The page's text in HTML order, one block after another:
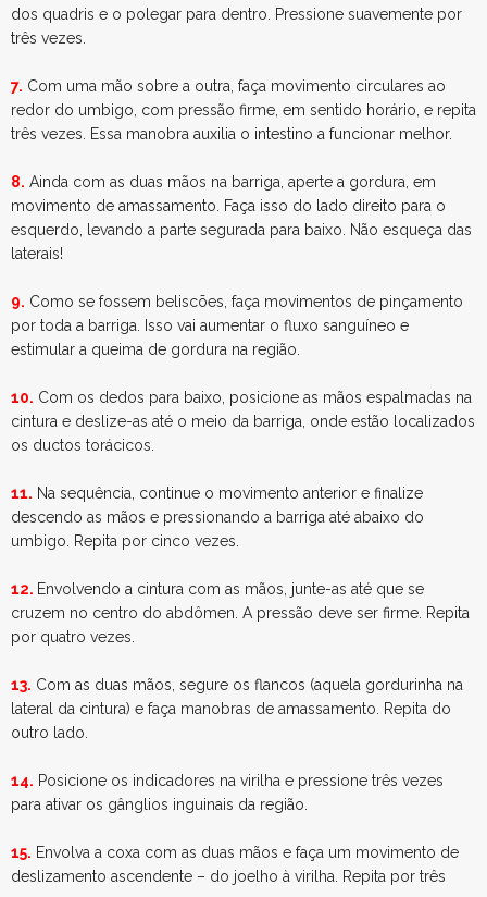
dos quadris e o polegar para dentro. Pressione suavemente por
três vezes.
7. Com uma mão sobre a outra, faça movimento circulares ao
redor do umbigo, com pressão firme, em sentido horário, e repita
três vezes. Essa manobra auxilia o intestino a funcionar melhor.
8. Ainda com as duas mãos na barriga, aperte a gordura, em
movimento de amassamento. Faça isso do lado direito para o
esquerdo, levando a parte segurada para baixo. Não esqueça das
laterais!
9. Como se fossem beliscões, faça movimentos de pinçamento
por toda a barriga. Isso vai aumentar o fluxo sanguíneo e
estimular a queima de gordura na região.
10. Com os dedos para baixo, posicione as mãos espalmadas na
cintura e deslize-as até o meio da barriga, onde estão localizados
os ductos torácicos.
11. Na sequência, continue o movimento anterior e finalize
descendo as mãos e pressionando a barriga até abaixo do
umbigo. Repita por cinco vezes.
12. Envolvendo a cintura com as mãos, junte-as até que se
cruzem no centro do abdômen. A pressão deve ser firme. Repita
por quatro vezes.
13. Com as duas mãos, segure os flancos (aquela gordurinha na
lateral da cintura) e faça manobras de amassamento. Repita do
outro lado.
14. Posicione os indicadores na virilha e pressione três vezes
para ativar os gânglios inguinais da região.
15. Envolva a coxa com as duas mãos e faça um movimento de
deslizamento ascendente – do joelho à virilha. Repita por três